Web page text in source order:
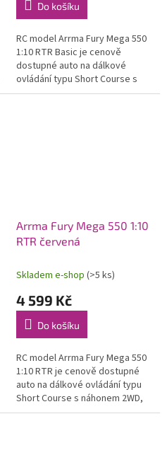
Do košíku
RC model Arrma Fury Mega 550
1:10 RTR Basic je cenově
dostupné auto na dálkové
ovládání typu Short Course s
náhonem 2WD, nezávislým
Arrma Fury Mega 550 1:10
RTR červená
Skladem e-shop (>5 ks)
4 599 Kč
Do košíku
RC model Arrma Fury Mega 550
1:10 RTR je cenově dostupné
auto na dálkové ovládání typu
Short Course s náhonem 2WD,
nezávislým zavěšením,